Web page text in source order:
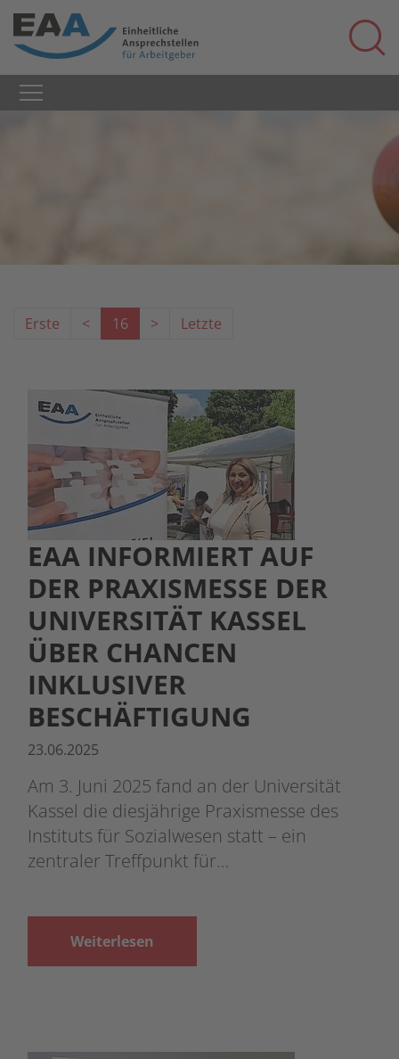
Erste < 16 > Letzte
EAA INFORMIERT AUF
DER PRAXISMESSE DER
UNIVERSITÄT KASSEL
ÜBER CHANCEN
INKLUSIVER
BESCHÄFTIGUNG
23.06.2025
Am 3. Juni 2025 fand an der Universität
Kassel die diesjährige Praxismesse des
Instituts für Sozialwesen statt – ein
zentraler Treffpunkt für…
Weiterlesen